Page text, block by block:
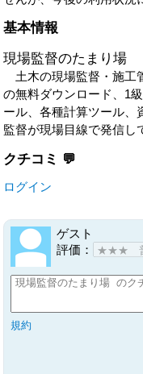
基本情報
現場監督のたまり場
土木の現場監督・施工
の無料ダウンロード、1
ール、各種計算ツール、
監督が現場目線で発信し
クチコミ
ログイン
ゲスト
評価：
規約